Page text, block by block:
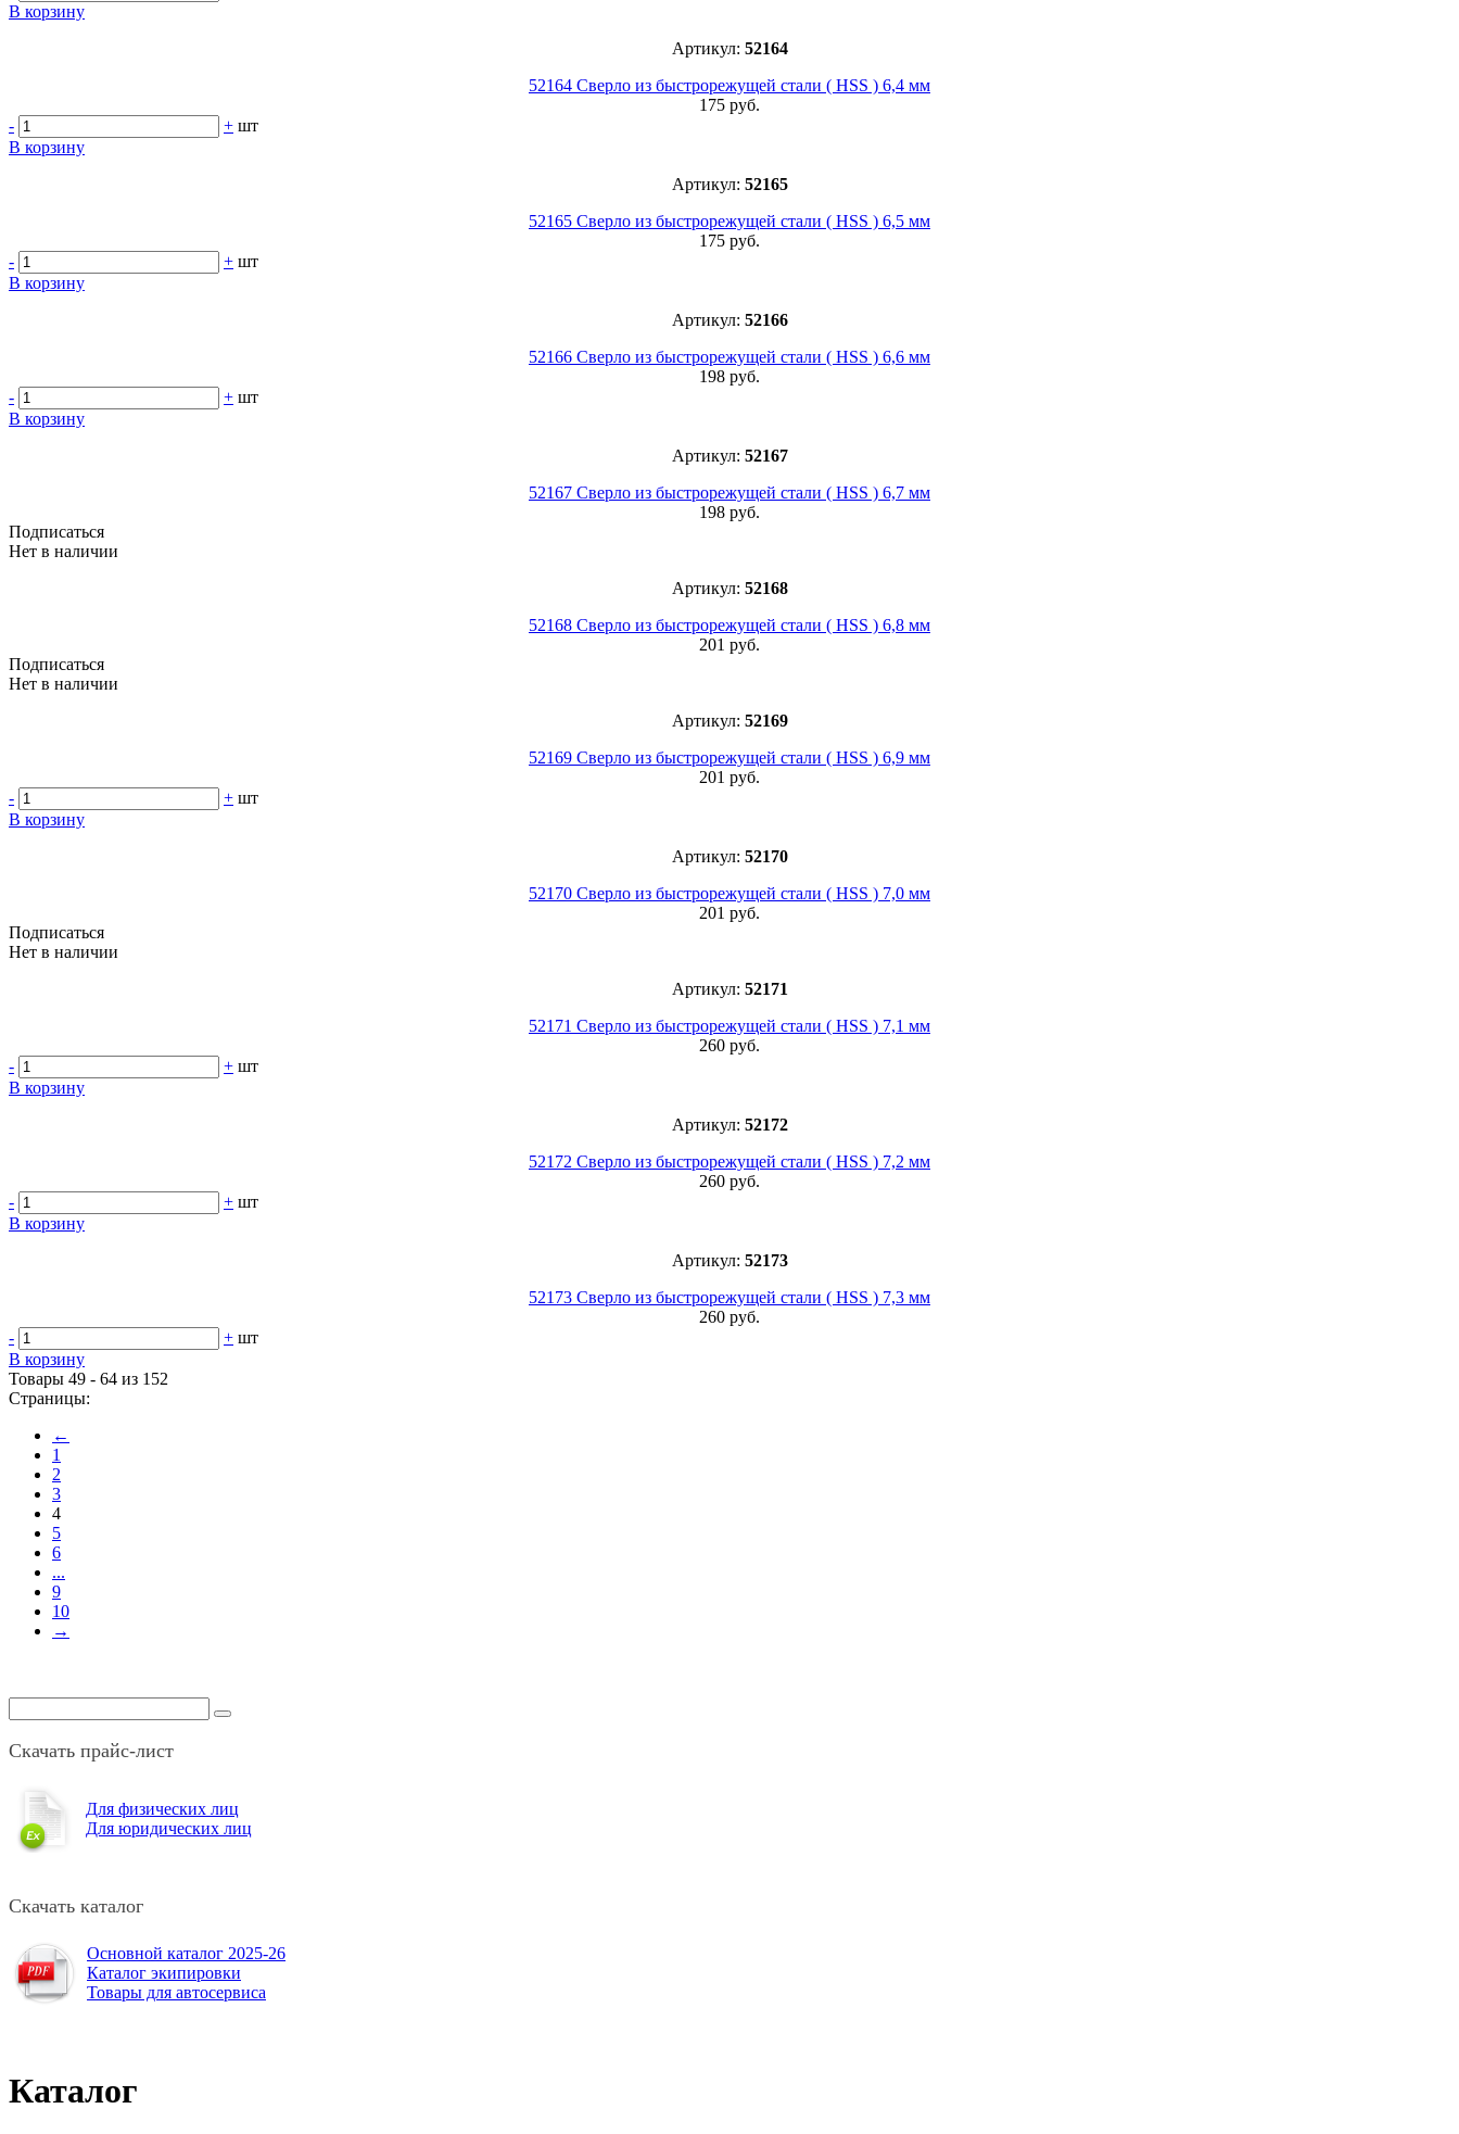
В корзину
Артикул: 52164
52164 Сверло из быстрорежущей стали ( HSS ) 6,4 мм
175 руб.
-
+ шт
В корзину
Артикул: 52165
52165 Сверло из быстрорежущей стали ( HSS ) 6,5 мм
175 руб.
-
+ шт
В корзину
Артикул: 52166
52166 Сверло из быстрорежущей стали ( HSS ) 6,6 мм
198 руб.
-
+ шт
В корзину
Артикул: 52167
52167 Сверло из быстрорежущей стали ( HSS ) 6,7 мм
198 руб.
Подписаться
Нет в наличии
Артикул: 52168
52168 Сверло из быстрорежущей стали ( HSS ) 6,8 мм
201 руб.
Подписаться
Нет в наличии
Артикул: 52169
52169 Сверло из быстрорежущей стали ( HSS ) 6,9 мм
201 руб.
-
+ шт
В корзину
Артикул: 52170
52170 Сверло из быстрорежущей стали ( HSS ) 7,0 мм
201 руб.
Подписаться
Нет в наличии
Артикул: 52171
52171 Сверло из быстрорежущей стали ( HSS ) 7,1 мм
260 руб.
-
+ шт
В корзину
Артикул: 52172
52172 Сверло из быстрорежущей стали ( HSS ) 7,2 мм
260 руб.
-
+ шт
В корзину
Артикул: 52173
52173 Сверло из быстрорежущей стали ( HSS ) 7,3 мм
260 руб.
-
+ шт
В корзину
Товары 49 - 64 из 152
Страницы:
←
1
2
3
4
5
6
...
9
10
→
Скачать прайс-лист
Для физических лиц
Для юридических лиц
Скачать каталог
Основной каталог 2025-26
Каталог экипировки
Товары для автосервиса
Каталог